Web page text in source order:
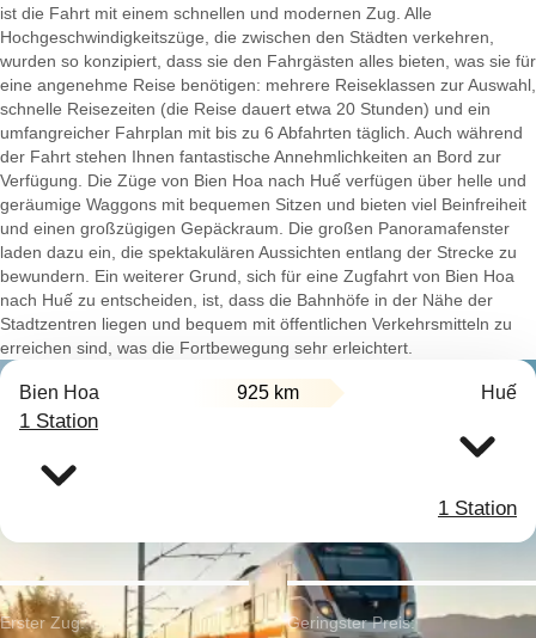
ist die Fahrt mit einem schnellen und modernen Zug. Alle
Hochgeschwindigkeitszüge, die zwischen den Städten verkehren,
wurden so konzipiert, dass sie den Fahrgästen alles bieten, was sie für
eine angenehme Reise benötigen: mehrere Reiseklassen zur Auswahl,
schnelle Reisezeiten (die Reise dauert etwa 20 Stunden) und ein
umfangreicher Fahrplan mit bis zu 6 Abfahrten täglich. Auch während
der Fahrt stehen Ihnen fantastische Annehmlichkeiten an Bord zur
Verfügung. Die Züge von Bien Hoa nach Huế verfügen über helle und
geräumige Waggons mit bequemen Sitzen und bieten viel Beinfreiheit
und einen großzügigen Gepäckraum. Die großen Panoramafenster
laden dazu ein, die spektakulären Aussichten entlang der Strecke zu
bewundern. Ein weiterer Grund, sich für eine Zugfahrt von Bien Hoa
nach Huế zu entscheiden, ist, dass die Bahnhöfe in der Nähe der
Stadtzentren liegen und bequem mit öffentlichen Verkehrsmitteln zu
erreichen sind, was die Fortbewegung sehr erleichtert.
Bien Hoa 925 km Huế
1 Station
1 Station
Erster Zug: Geringster Preis: